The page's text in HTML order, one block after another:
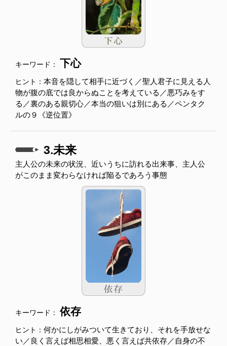
キーワード： 下心
ヒント： 本音を隠して相手に近づく／聖人君子に見える人
物が腹の底では良からぬことを考えている／悪巧みをす
る／裏のある親切心／本当の狙いは別にある／ペンタク
ルの９《逆位置》
3.未来
主人公の未来の状況、近いうちに訪れる出来事、主人公
がこのまま変わらなければ陥るであろう事態
キーワード： 依存
ヒント： 何かにしがみついて生きており、それを手放せな
い／良く言えば相思相愛、悪く言えば共依存／自身の不